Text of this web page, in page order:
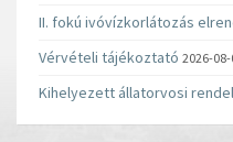
II. fokú ivóvízkorlátozás
Vérvételi tájékoztató 2026-
Kihelyezett állatorvosi